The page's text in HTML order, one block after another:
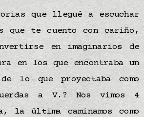
que llegué a escuchar
que te cuento con cariño,
en imaginarios de
en los que encontraba un
lo que proyectaba como
a V.? Nos vimos 4
la última caminamos como